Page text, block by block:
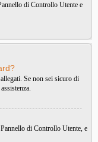
di Controllo Utente e
Se non sei sicuro di
di Controllo Utente, e